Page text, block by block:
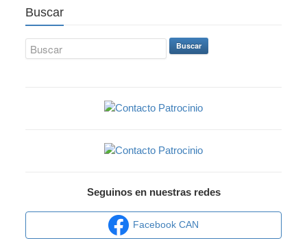
Buscar
Buscar
Seguinos en nuestras redes
Facebook CAN